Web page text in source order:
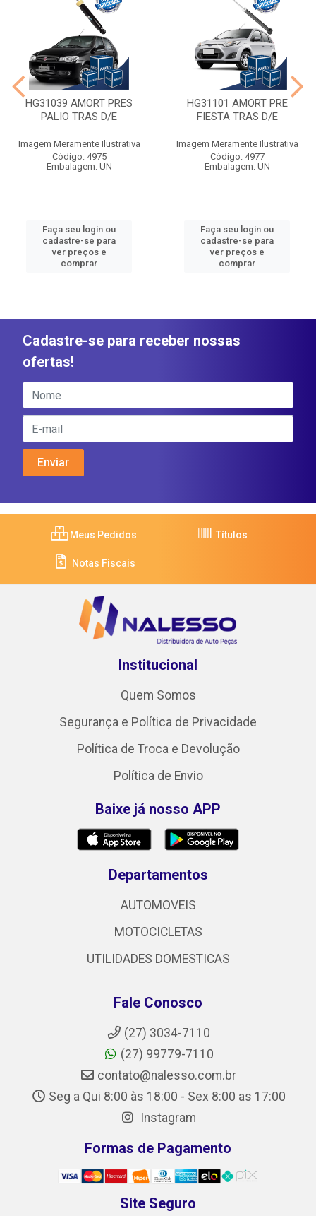
HG31039 AMORT PRES
PALIO TRAS D/E
Imagem Meramente Ilustrativa
Código: 4975
Embalagem: UN
Faça seu login ou
cadastre-se para
ver preços e
comprar
HG31101 AMORT PRE
FIESTA TRAS D/E
Imagem Meramente Ilustrativa
Código: 4977
Embalagem: UN
Faça seu login ou
cadastre-se para
ver preços e
comprar
Cadastre-se para receber nossas
ofertas!
Meus Pedidos Títulos
Notas Fiscais
Institucional
Quem Somos
Segurança e Política de Privacidade
Política de Troca e Devolução
Política de Envio
Baixe já nosso APP
Departamentos
AUTOMOVEIS
MOTOCICLETAS
UTILIDADES DOMESTICAS
Fale Conosco
(27) 3034-7110
(27) 99779-7110
contato@nalesso.com.br
Seg a Qui 8:00 às 18:00 - Sex 8:00 as 17:00
Instagram
Formas de Pagamento
Site Seguro